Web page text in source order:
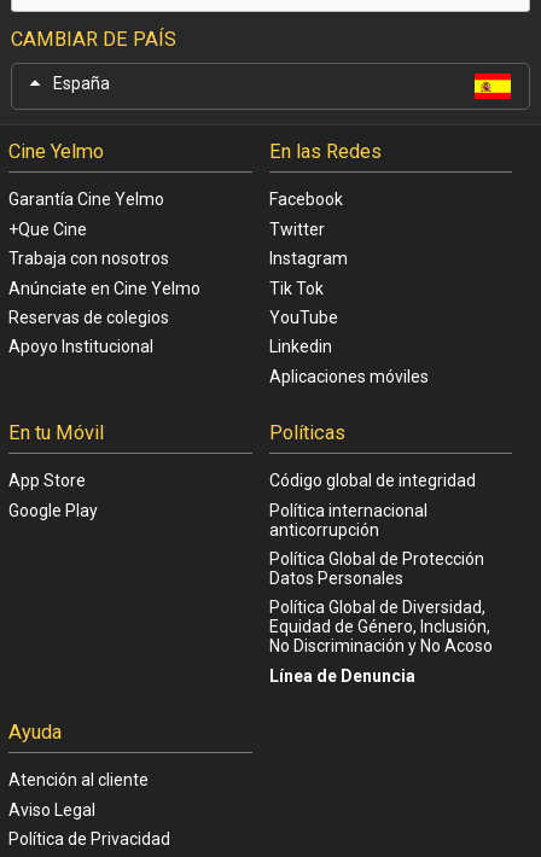
CAMBIAR DE PAÍS
España
Cine Yelmo
Garantía Cine Yelmo
+Que Cine
Trabaja con nosotros
Anúnciate en Cine Yelmo
Reservas de colegios
Apoyo Institucional
En las Redes
Facebook
Twitter
Instagram
Tik Tok
YouTube
Linkedin
Aplicaciones móviles
En tu Móvil
App Store
Google Play
Políticas
Código global de integridad
Política internacional
anticorrupción
Política Global de Protección
Datos Personales
Política Global de Diversidad,
Equidad de Género, Inclusión,
No Discriminación y No Acoso
Línea de Denuncia
Ayuda
Atención al cliente
Aviso Legal
Política de Privacidad